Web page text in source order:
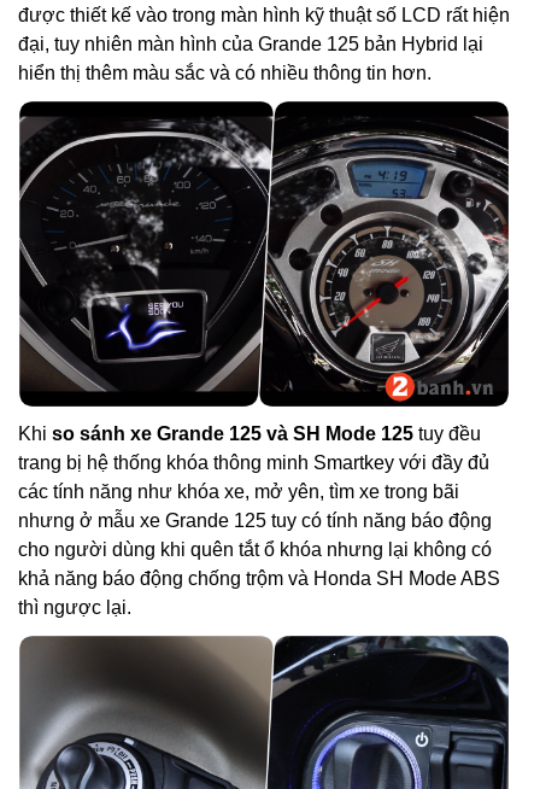
được thiết kế vào trong màn hình kỹ thuật số LCD rất hiện
đại, tuy nhiên màn hình của Grande 125 bản Hybrid lại
hiển thị thêm màu sắc và có nhiều thông tin hơn.
Khi so sánh xe Grande 125 và SH Mode 125 tuy đều
trang bị hệ thống khóa thông minh Smartkey với đầy đủ
các tính năng như khóa xe, mở yên, tìm xe trong bãi
nhưng ở mẫu xe Grande 125 tuy có tính năng báo động
cho người dùng khi quên tắt ổ khóa nhưng lại không có
khả năng báo động chống trộm và Honda SH Mode ABS
thì ngược lại.